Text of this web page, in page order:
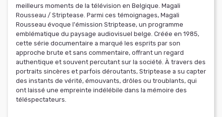
meilleurs moments de la télévision en Belgique. Magali
Rousseau / Striptease. Parmi ces témoignages, Magali
Rousseau évoque l'émission Striptease, un programme
emblématique du paysage audiovisuel belge. Créée en 1985,
cette série documentaire a marqué les esprits par son
approche brute et sans commentaire, offrant un regard
authentique et souvent percutant sur la société. À travers des
portraits sincères et parfois déroutants, Striptease a su capter
des instants de vérité, émouvants, drôles ou troublants, qui
ont laissé une empreinte indélébile dans la mémoire des
téléspectateurs.